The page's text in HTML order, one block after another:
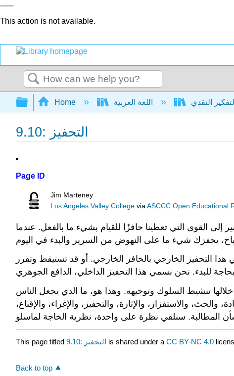
This action is not available.
Search
Expand/collapse global hierarchy
Home
9.10: التحفيز
Page ID
Jim Marteney
Los Angeles Valley College viaASCCC Open Educational
القوى التي تعطينا حافزًا للقيام بشيء ما بالفعل. عندما
التحفيز الخارجي بالحافز الخارجي. أو قد تستيقظ وتقرر
خلالها تنشيط السلوك وتوجيهه. وهذا هو، ما الذي يجعل الناس
والاستفزاز، والإثارة، والتحفيز، والإغراء، والإقناع،
This page titled 9.10: التحفيز is shared under a CC BY-NC 4.0
Back to top